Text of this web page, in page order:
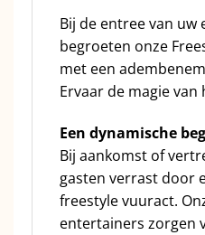
Bij de entree van uw
begroeten onze
met een
Ervaar de magie van
Een dynamische
Bij aankomst of
gasten verrast door
freestyle vuuract.
entertainers zorgen